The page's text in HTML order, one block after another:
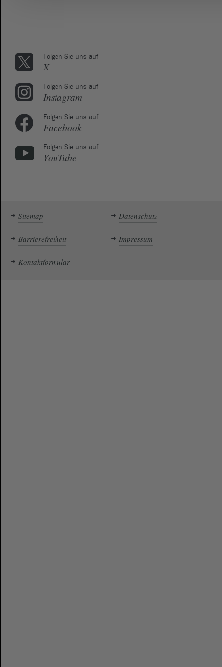
Folgen Sie uns auf
X
Folgen Sie uns auf
Instagram
Folgen Sie uns auf
Facebook
Folgen Sie uns auf
YouTube
Sitemap Datenschutz
Barrierefreiheit Impressum
Kontaktformular